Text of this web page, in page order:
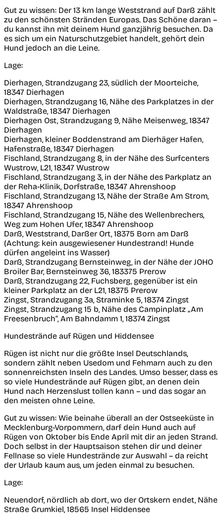
Gut zu wissen: Der 13 km lange Weststrand auf Darß zählt
zu den schönsten Stränden Europas. Das Schöne daran –
du kannst ihn mit deinem Hund ganzjährig besuchen. Da
es sich um ein Naturschutzgebiet handelt, gehört dein
Hund jedoch an die Leine.
Lage:
Dierhagen, Strandzugang 23, südlich der Moorteiche,
18347 Dierhagen
Dierhagen, Strandzugang 16, Nähe des Parkplatzes in der
Waldstraße, 18347 Dierhagen
Dierhagen Ost, Strandzugang 9, Nähe Meisenweg, 18347
Dierhagen
Dierhagen, kleiner Boddenstrand am Dierhäger Hafen,
Hafenstraße, 18347 Dierhagen
Fischland, Strandzugang 8, in der Nähe des Surfcenters
Wustrow, L21, 18347 Wustrow
Fischland, Strandzugang 3, in der Nähe des Parkplatz an
der Reha-Klinik, Dorfstraße, 18347 Ahrenshoop
Fischland, Strandzugang 13, Nähe der Straße Am Strom,
18347 Ahrenshoop
Fischland, Strandzugang 15, Nähe des Wellenbrechers,
Weg zum Hohen Ufer, 18347 Ahrenshoop
Darß, Weststrand, Darßer Ort, 18375 Born am Darß
(Achtung: kein ausgewiesener Hundestrand! Hunde
dürfen angeleint ins Wasser)
Darß, Strandzugang Bernsteinweg, in der Nähe der JOHO
Broiler Bar, Bernsteinweg 36, 183375 Prerow
Darß, Strandzugang 22, Fuchsberg, gegenüber ist ein
kleiner Parkplatz an der L21, 18375 Prerow
Zingst, Strandzugang 3a, Straminke 5, 18374 Zingst
Zingst, Strandzugang 15 b, Nähe des Campinplatz „Am
Freesenbruch“, Am Bahndamm 1, 18374 Zingst
Hundestrände auf Rügen und Hiddensee
Rügen ist nicht nur die größte Insel Deutschlands,
sondern zählt neben Usedom und Fehmarn auch zu den
sonnenreichsten Inseln des Landes. Umso besser, dass es
so viele Hundestrände auf Rügen gibt, an denen dein
Hund nach Herzenslust tollen kann – und das sogar an
den meisten ohne Leine.
Gut zu wissen: Wie beinahe überall an der Ostseeküste in
Mecklenburg-Vorpommern, darf dein Hund auch auf
Rügen von Oktober bis Ende April mit dir an jeden Strand.
Doch selbst in der Hauptsaison stehen dir und deiner
Fellnase so viele Hundestrände zur Auswahl – da reicht
der Urlaub kaum aus, um jeden einmal zu besuchen.
Lage:
Neuendorf, nördlich ab dort, wo der Ortskern endet, Nähe
Straße Grumkiel, 18565 Insel Hiddensee